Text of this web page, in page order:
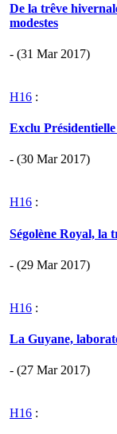
De la trêve
modestes
- (31 Mar 2017)
H16 :
Exclu Présidentielle
- (30 Mar 2017)
H16 :
Ségolène Royal, la
- (29 Mar 2017)
H16 :
La Guyane,
- (27 Mar 2017)
H16 :